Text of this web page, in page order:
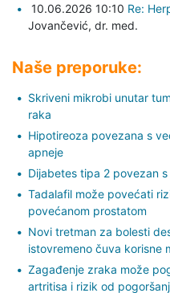
10.06.2026 10:10 Re:
Jovančević, dr. med.
Naše preporuke:
Skriveni mikrobi unutar
raka
Hipotireoza povezana s
apneje
Dijabetes tipa 2 povezan
Tadalafil može povećati
povećanom prostatom
Novi tretman za bolesti
istovremeno čuva korisne
Zagađenje zraka može
artritisa i rizik od